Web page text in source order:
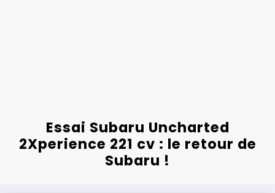
Essai Subaru Uncharted
2Xperience 221 cv : le retour de
Subaru !